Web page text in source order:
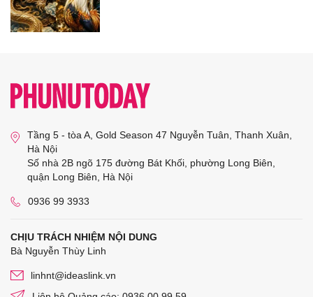
Tầng 5 - tòa A, Gold Season 47 Nguyễn Tuân, Thanh Xuân,
Hà Nội
Số nhà 2B ngõ 175 đường Bát Khối, phường Long Biên,
quận Long Biên, Hà Nội
0936 99 3933
CHỊU TRÁCH NHIỆM NỘI DUNG
Bà Nguyễn Thùy Linh
linhnt@ideaslink.vn